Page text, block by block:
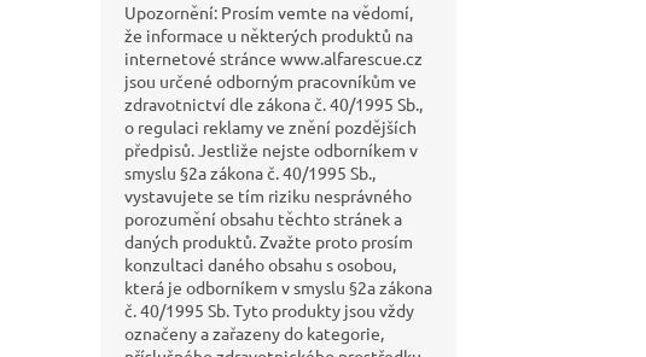
Upozornění: Prosím vemte na vědomí,
že informace u některých produktů na
internetové stránce www.alfarescue.cz
jsou určené odborným pracovníkům ve
zdravotnictví dle zákona č. 40/1995 Sb.,
o regulaci reklamy ve znění pozdějších
předpisů. Jestliže nejste odborníkem v
smyslu §2a zákona č. 40/1995 Sb.,
vystavujete se tím riziku nesprávného
porozumění obsahu těchto stránek a
daných produktů. Zvažte proto prosím
konzultaci daného obsahu s osobou,
která je odborníkem v smyslu §2a zákona
č. 40/1995 Sb. Tyto produkty jsou vždy
označeny a zařazeny do kategorie,